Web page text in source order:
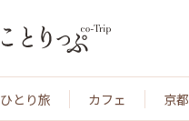
ひとり旅 カフェ 京都